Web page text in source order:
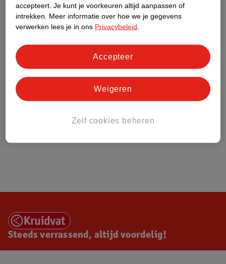
Over Kruidvat
Steeds verrassend, altijd voordelig!
accepteert. Je kunt je voorkeuren altijd aanpassen of
intrekken.
Meer informatie over hoe we je gegevens
verwerken lees je in ons Privacybeleid
Zelf cookies beheren
Weigeren
Accepteer